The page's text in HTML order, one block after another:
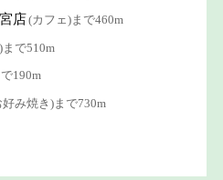
店(カフェ)まで460m
で510m
190m
好み焼き)まで730m